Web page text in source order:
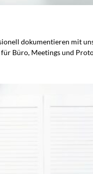
dokumentieren mit
Büro, Meetings und